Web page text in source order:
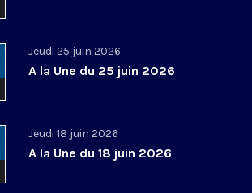
Jeudi 25 juin 2026
A la Une du 25 juin 2026
Jeudi 18 juin 2026
A la Une du 18 juin 2026